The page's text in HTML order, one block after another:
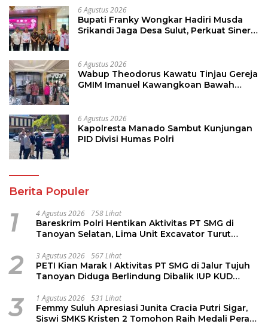
6 Agustus 2026
Bupati Franky Wongkar Hadiri Musda
Srikandi Jaga Desa Sulut, Perkuat Sinergi
6 Agustus 2026
Wabup Theodorus Kawatu Tinjau Gereja
GMIM Imanuel Kawangkoan Bawah
6 Agustus 2026
Kapolresta Manado Sambut Kunjungan
PID Divisi Humas Polri
Berita Populer
1 4 Agustus 2026 758 Lihat
Bareskrim Polri Hentikan Aktivitas PT SMG di
Tanoyan Selatan, Lima Unit Excavator Turut
2 3 Agustus 2026 567 Lihat
PETI Kian Marak ! Aktivitas PT SMG di Jalur Tujuh
Tanoyan Diduga Berlindung Dibalik IUP KUD
3 1 Agustus 2026 531 Lihat
Femmy Suluh Apresiasi Junita Cracia Putri Sigar,
Siswi SMKS Kristen 2 Tomohon Raih Medali Perak